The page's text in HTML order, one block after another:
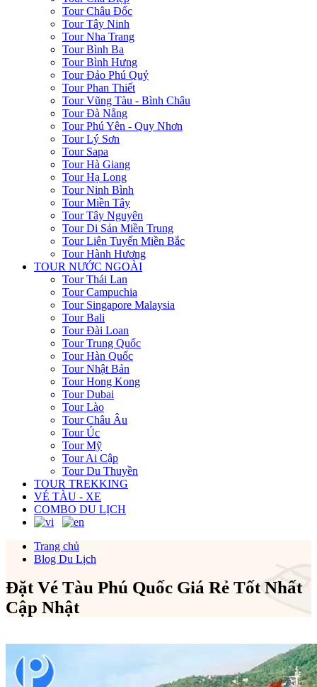
Tour Châu Đốc
Tour Tây Ninh
Tour Nha Trang
Tour Bình Ba
Tour Bình Hưng
Tour Đảo Phú Quý
Tour Phan Thiết
Tour Vũng Tàu - Bình Châu
Tour Đà Nẵng
Tour Phú Yên - Quy Nhơn
Tour Lý Sơn
Tour Sapa
Tour Hà Giang
Tour Hạ Long
Tour Ninh Bình
Tour Miền Tây
Tour Tây Nguyên
Tour Di Sản Miền Trung
Tour Liên Tuyến Miền Bắc
Tour Hành Hương
TOUR NƯỚC NGOÀI
Tour Thái Lan
Tour Campuchia
Tour Singapore Malaysia
Tour Bali
Tour Đài Loan
Tour Trung Quốc
Tour Hàn Quốc
Tour Nhật Bản
Tour Hong Kong
Tour Dubai
Tour Lào
Tour Châu Âu
Tour Úc
Tour Mỹ
Tour Ai Cập
Tour Du Thuyền
TOUR TREKKING
VÉ TÀU - XE
COMBO DU LỊCH
Trang chủ
Blog Du Lịch
Đặt Vé Tàu Phú Quốc Giá Rẻ Tốt Nhất
Cập Nhật